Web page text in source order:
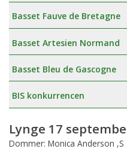
Basset Fauve de Bretagne
Basset Artesien Normand
Basset Bleu de Gascogne
BIS konkurrencen
Lynge 17
Dommer: Monica Anderson ,S